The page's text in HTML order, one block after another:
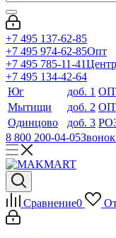
+7 495 137-62-85
+7 495 974-62-85Опт
+7 495 785-11-41
+7 495 134-42-64
Юг
доб. 1
Мытищи
доб. 2
Одинцово
доб. 3
8 800 200-04-05
Сравнение0